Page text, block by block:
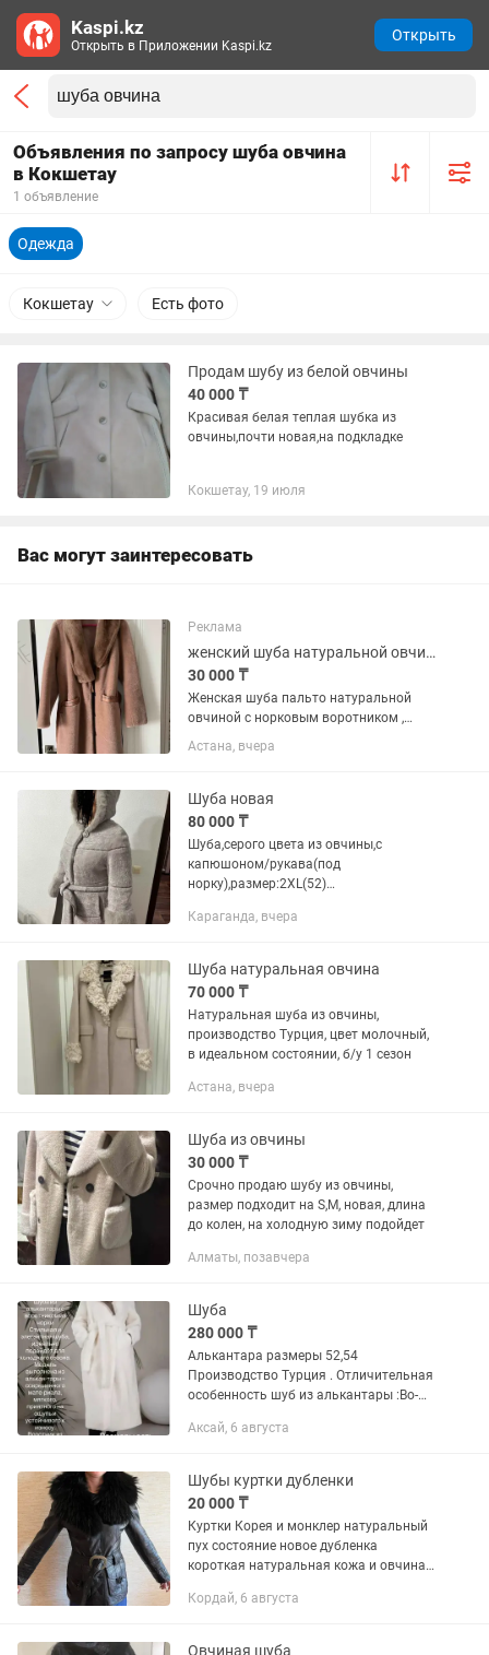
Объявления по запросу шуба овчина
в Кокшетау
1 объявление
Одежда
Кокшетау Есть фото
Продам шубу из белой овчины
40 000 ₸
Красивая белая теплая шубка из
овчины,почти новая,на подкладке
Кокшетау, 19 июля
Вас могут заинтересовать
Реклама
женский шуба натуральной овчиной с норковым воротником
30 000 ₸
Женская шуба пальто натуральной
овчиной с норковым воротником ,
новый
Астана, вчера
Шуба новая
80 000 ₸
Шуба,серого цвета из овчины,с
капюшоном/рукава(под
норку),размер:2XL(52)
Караганда, вчера
Шуба натуральная овчина
70 000 ₸
Натуральная шуба из овчины,
производство Турция, цвет молочный,
в идеальном состоянии, б/у 1 сезон
Астана, вчера
Шуба из овчины
30 000 ₸
Срочно продаю шубу из овчины,
размер подходит на S,M, новая, длина
до колен, на холодную зиму подойдет
Алматы, позавчера
Шуба
280 000 ₸
Алькантара размеры 52,54
Производство Турция . Отличительная
особенность шуб из алькантары :Во-
перепадов температур, очень удобный
Аксай, 6 августа
Шубы куртки дубленки
20 000 ₸
Куртки Корея и монклер натуральный
пух состояние новое дубленка
короткая натуральная кожа и овчина
кролик+лиса куртка мутон lasagrada
Кордай, 6 августа
Овчиная шуба
Kaspi.kz
Открыть в Приложении Kaspi.kz
Открыть